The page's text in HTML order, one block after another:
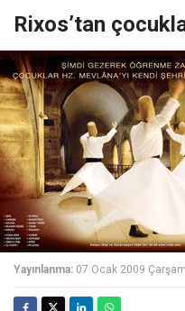
Rixos’tan
Yayınlanma: 07 Ocak 2009